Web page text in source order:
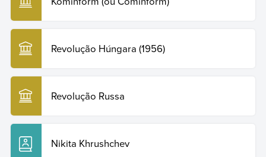
Revolução Húngara (1956)
Revolução Russa
Nikita Khrushchev